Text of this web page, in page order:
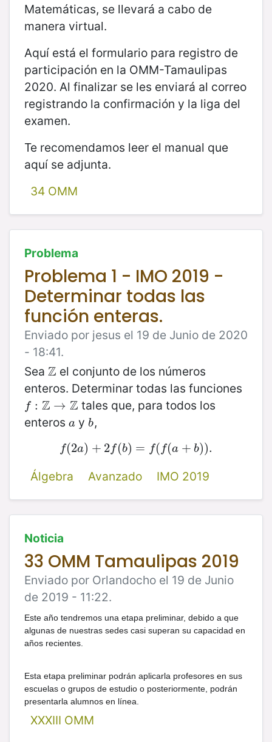
Matemáticas, se llevará a cabo de
manera virtual.
Aquí está el formulario para registro de
participación en la OMM-Tamaulipas
2020. Al finalizar se les enviará al correo
registrando la confirmación y la liga del
examen.
Te recomendamos leer el manual que
aquí se adjunta.
34 OMM
Problema
Problema 1 - IMO 2019 -
Determinar todas las
función enteras.
Enviado por jesus el 19 de Junio de 2020
- 18:41.
Sea Z
Z el conjunto de los números
enteros. Determinar todas las funciones
f : Z → Z
f: Z →Z
tales que, para todos los
enteros a
a yb
b,
f(2a) + 2 f(b) = f( f(a + b)).
f(2 a) +2f(b )= (f( a+b)) .
Álgebra
Avanzado IMO 2019
Noticia
33 OMM Tamaulipas 2019
Enviado por Orlandocho el 19 de Junio
de 2019 - 11:22.
Este año tendremos una etapa preliminar, debido a que
algunas de nuestras sedes casi superan su capacidad en
años recientes.
Esta etapa preliminar podrán aplicarla profesores en sus
escuelas o grupos de estudio o posteriormente, podrán
presentarla alumnos en línea.
XXXIII OMM